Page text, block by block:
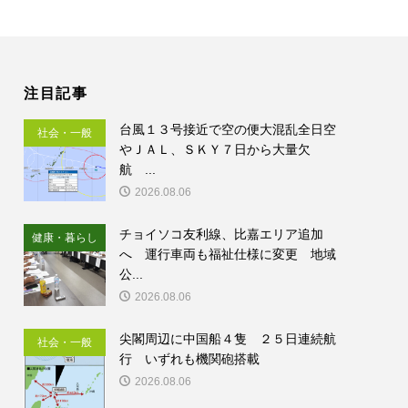
注目記事
社会・一般
台風１３号接近で空の便大混乱全日空
やＪＡＬ、ＳＫＹ７日から大量欠
航 ...
2026.08.06
健康・暮らし
チョイソコ友利線、比嘉エリア追加
へ 運行車両も福祉仕様に変更 地域
公...
2026.08.06
社会・一般
尖閣周辺に中国船４隻 ２５日連続航
行 いずれも機関砲搭載
2026.08.06